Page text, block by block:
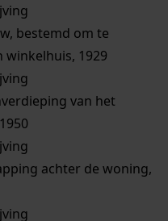
bestemd om te
1929
van het
achter de woning,